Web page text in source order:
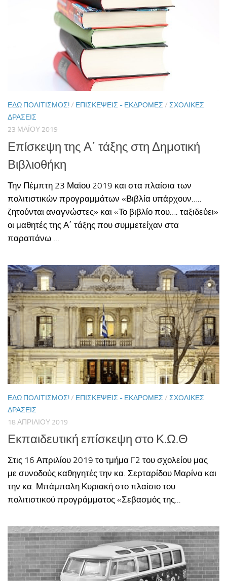
ΕΔΏ ΠΟΛΙΤΙΣΜΌΣ!/ ΕΠΙΣΚΈΨΕΙΣ - ΕΚΔΡΟΜΈΣ / ΣΧΟΛΙΚΈΣ
ΔΡΆΣΕΙΣ
23 ΜΑΪ́ΟΥ 2019
Επίσκεψη της Α΄ τάξης στη Δημοτική
Βιβλιοθήκη
Την Πέμπτη 23 Μαϊου 2019 και στα πλαίσια των
πολιτιστικών προγραμμάτων «Βιβλία υπάρχουν…..
ζητούνται αναγνώστες» και «Το βιβλίο που…. ταξιδεύει»
οι μαθητές της Α΄ τάξης που συμμετείχαν στα
παραπάνω ...
ΕΔΏ ΠΟΛΙΤΙΣΜΌΣ!/ ΕΠΙΣΚΈΨΕΙΣ - ΕΚΔΡΟΜΈΣ / ΣΧΟΛΙΚΈΣ
ΔΡΆΣΕΙΣ
18 ΑΠΡΙΛΊΟΥ 2019
Εκπαιδευτική επίσκεψη στο Κ.Ω.Θ
Στις 16 Απριλίου 2019 το τμήμα Γ2 του σχολείου μας
με συνοδούς καθηγητές την κα. Σερταρίδου Μαρίνα και
την κα. Μπάμπαλη Κυριακή στο πλαίσιο του
πολιτιστικού προγράμματος «Σεβασμός της...